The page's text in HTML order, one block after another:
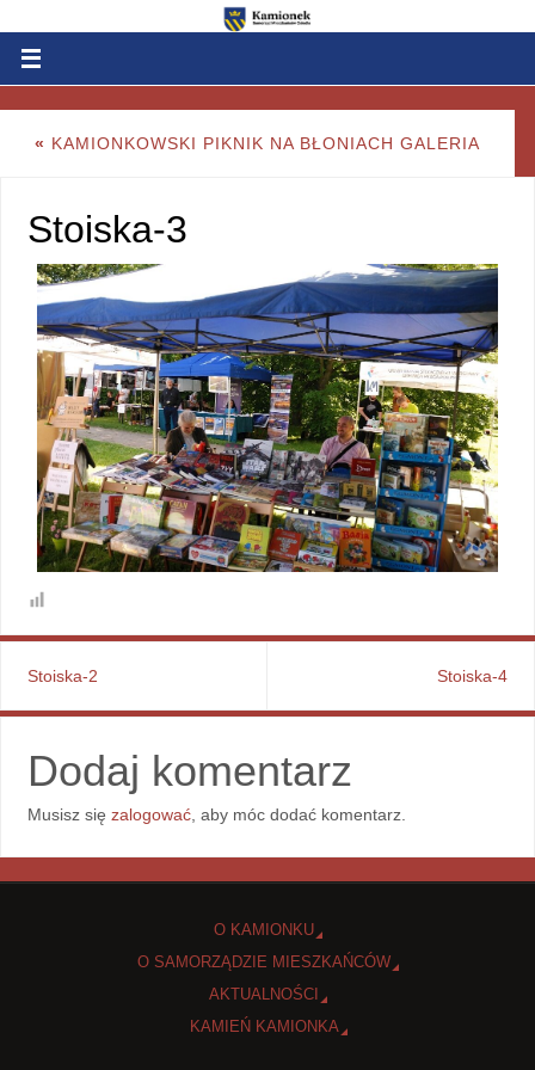
« KAMIONKOWSKI PIKNIK NA BŁONIACH GALERIA
Stoiska-3
Stoiska-2 Stoiska-4
Dodaj komentarz
Musisz się zalogować, aby móc dodać komentarz.
O KAMIONKU
O SAMORZĄDZIE MIESZKAŃCÓW
AKTUALNOŚCI
KAMIEŃ KAMIONKA